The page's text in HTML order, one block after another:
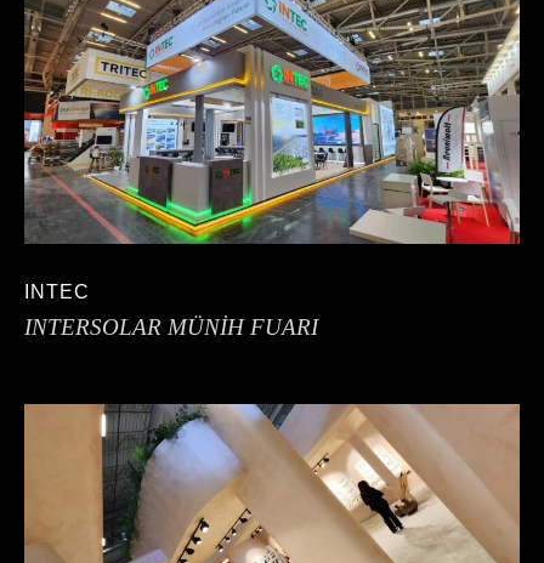
INTEC
INTERSOLAR MÜNİH FUARI